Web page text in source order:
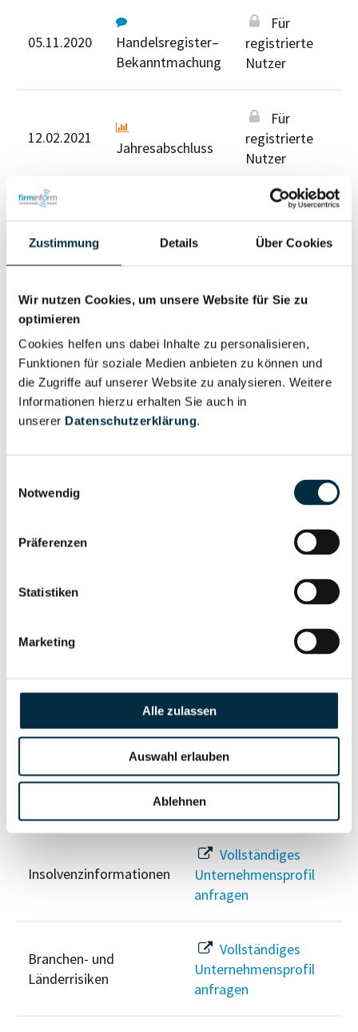
Zustimmung Details Über Cookies
Wir nutzen Cookies, um unsere Website für Sie zu
optimieren
Cookies helfen uns dabei Inhalte zu personalisieren,
Funktionen für soziale Medien anbieten zu können und
die Zugriffe auf unserer Website zu analysieren. Weitere
Informationen hierzu erhalten Sie auch in
unserer Datenschutzerklärung.
Notwendig
Präferenzen
Statistiken
Marketing
Alle zulassen
Auswahl erlauben
Ablehnen
05.11.2020
Handelsregister–
Bekanntmachung
Für
registrierte
Nutzer
12.02.2021
Jahresabschluss
Für
registrierte
Nutzer
Eigentums- und Kontrollstruktur
Gesellschafterstruktur
Vollständiges
Unternehmensprofil
Vollständiges
Wirtschaftlich
Vollständiges
Unternehmensprofil
PEP- und
Sanktionslistenstatus
Vollständiges
Unternehmensprofil
anfragen
Insolvenzinformationen
Vollständiges
Unternehmensprofil
anfragen
Branchen- und
Länderrisiken
Vollständiges
Unternehmensprofil
anfragen